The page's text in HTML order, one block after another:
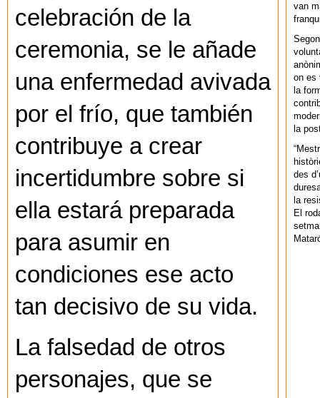
celebración de la
ceremonia, se le añade
una enfermedad avivada
por el frío, que también
contribuye a crear
incertidumbre sobre si
ella estará preparada
para asumir en
condiciones ese acto
tan decisivo de su vida.
La falsedad de otros
personajes, que se
van
on es
la
la
des
la
El